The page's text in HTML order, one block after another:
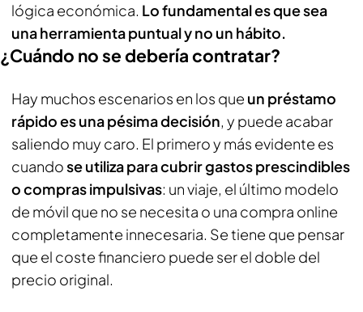
lógica económica. Lo fundamental es que sea
una herramienta puntual y no un hábito.
¿Cuándo no se debería contratar?
Hay muchos escenarios en los que un préstamo
rápido es una pésima decisión, y puede acabar
saliendo muy caro. El primero y más evidente es
cuandose utiliza para cubrir gastos prescindibles
o compras impulsivas: un viaje, el último modelo
de móvil que no se necesita o una compra online
completamente innecesaria. Se tiene que pensar
que el coste financiero puede ser el doble del
precio original.